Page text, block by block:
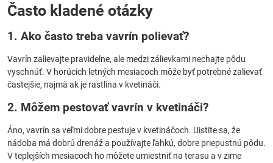
Často kladené otázky
1. Ako často treba vavrín polievať?
Vavrín zalievajte pravidelne, ale medzi zálievkami nechajte pôdu
vyschnúť. V horúcich letných mesiacoch môže byť potrebné zalievať
častejšie, najmä ak je rastlina v kvetináči.
2. Môžem pestovať vavrín v kvetináči?
Áno, vavrín sa veľmi dobre pestuje v kvetináčoch. Uistite sa, že
nádoba má dobrú drenáž a používajte ľahkú, dobre priepustnú pôdu.
V teplejších mesiacoch ho môžete umiestniť na terasu a v zime